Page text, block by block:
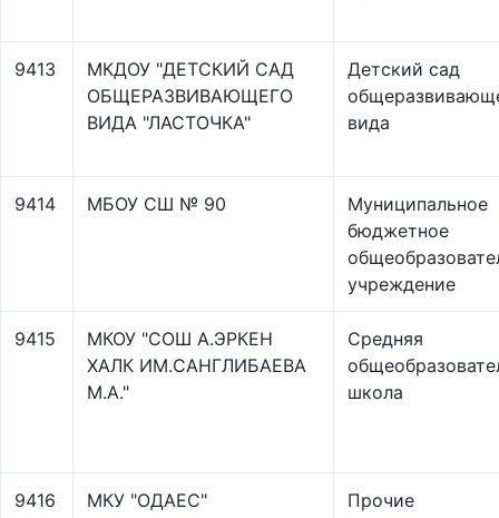
9413
МКДОУ "ДЕТСКИЙ САД
ОБЩЕРАЗВИВАЮЩЕГО
ВИДА "ЛАСТОЧКА"
Детский сад
вида
9414 МБОУ СШ № 90
Муниципальное
бюджетное
учреждение
9415
МКОУ "СОШ А.ЭРКЕН
ХАЛК ИМ.САНГЛИБАЕВА
М.А."
Средняя
школа
9416 МКУ "ОДАЕС" Прочие